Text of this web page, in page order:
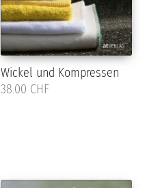
Wickel und Kompressen
38.00 CHF